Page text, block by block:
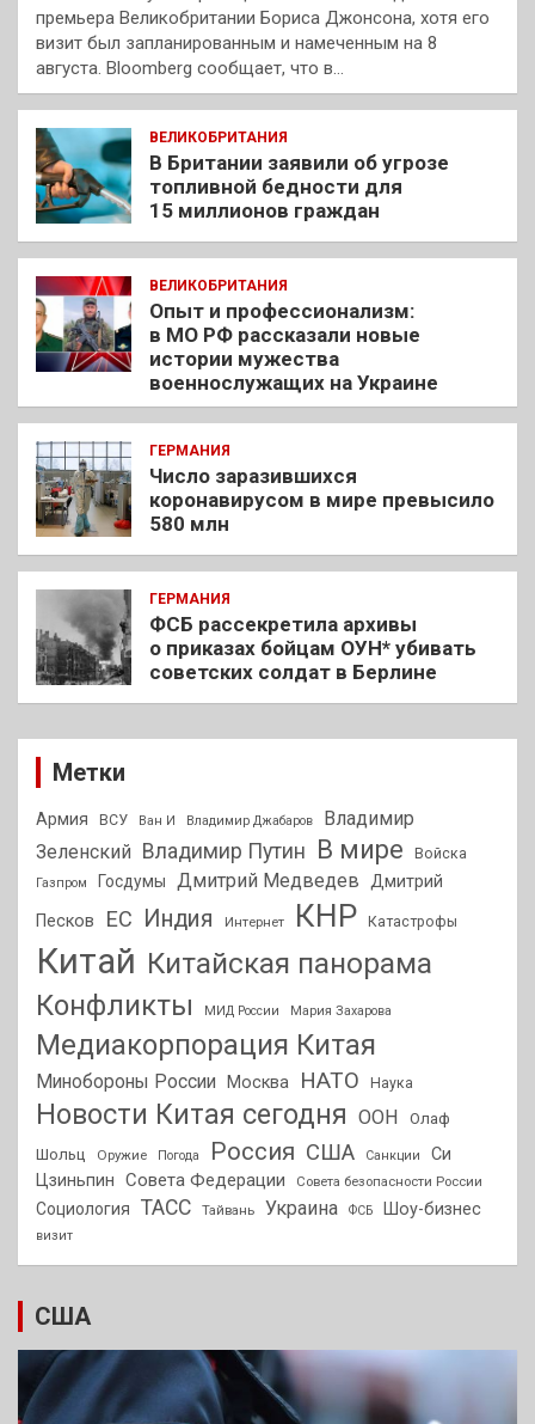
премьера Великобритании Бориса Джонсона, хотя его
визит был запланированным и намеченным на 8
августа. Bloomberg сообщает, что в…
ВЕЛИКОБРИТАНИЯ
В Британии заявили об угрозе
топливной бедности для
15 миллионов граждан
ВЕЛИКОБРИТАНИЯ
Опыт и профессионализм:
в МО РФ рассказали новые
истории мужества
военнослужащих на Украине
ГЕРМАНИЯ
Число заразившихся
коронавирусом в мире превысило
580 млн
ГЕРМАНИЯ
ФСБ рассекретила архивы
о приказах бойцам ОУН* убивать
советских солдат в Берлине
Метки
Армия ВСУ Ван И Владимир Джабаров
Владимир
Зеленский Владимир Путин В мире Войска
Газпром Госдумы Дмитрий Медведев Дмитрий
Песков
ЕС Индия Интернет КНР Катастрофы
Китай Китайская панорама
Конфликты
МИД России Мария Захарова
Медиакорпорация Китая
Минобороны России Москва НАТО Наука
Новости Китая сегодня ООН
Олаф
Шольц
Оружие Погода Россия США Санкции
Си
Цзиньпин Совета Федерации Совета безопасности России
Социология ТАСС Тайвань Украина ФСБ Шоу-бизнес
визит
США